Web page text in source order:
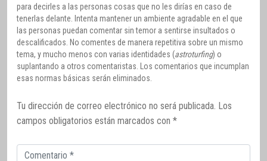
para decirles a las personas cosas que no les dirías en caso de
tenerlas delante. Intenta mantener un ambiente agradable en el que
las personas puedan comentar sin temor a sentirse insultados o
descalificados. No comentes de manera repetitiva sobre un mismo
tema, y mucho menos con varias identidades (astroturfing) o
suplantando a otros comentaristas. Los comentarios que incumplan
esas normas básicas serán eliminados.
Tu dirección de correo electrónico no será publicada. Los
campos obligatorios están marcados con *
Comentario